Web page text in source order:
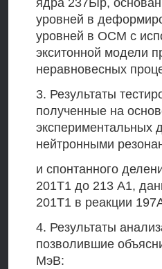
ядра 237Ыр,
уровней в
уровней в ОСМ с
экситонной модели
неравновесных
3. Результаты
полученные на
экспериментальных
нейтронными
и спонтанного
201Т1 до 213 А1,
201Т1 в реакции
4. Результаты
позволившие
МэВ: